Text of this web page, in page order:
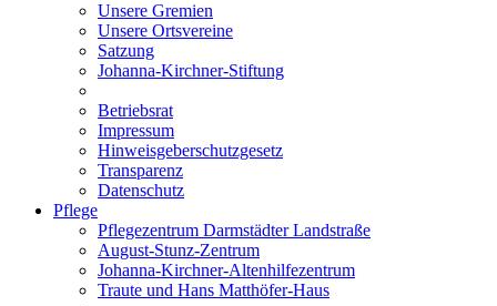
Unsere Gremien
Unsere Ortsvereine
Satzung
Johanna-Kirchner-Stiftung
Betriebsrat
Impressum
Hinweisgeberschutzgesetz
Transparenz
Datenschutz
Pflege
Pflegezentrum Darmstädter Landstraße
August-Stunz-Zentrum
Johanna-Kirchner-Altenhilfezentrum
Traute und Hans Matthöfer-Haus